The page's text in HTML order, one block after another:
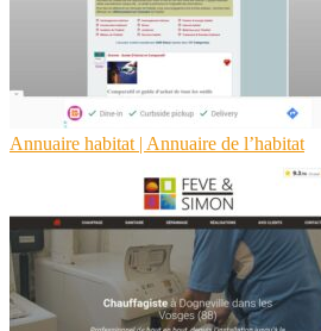
Annuaire habitat | Annuaire de l’habitat